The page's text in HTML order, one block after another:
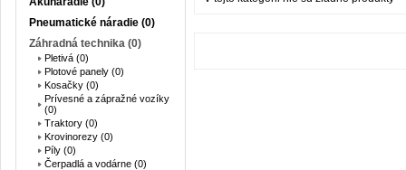
Pneumatické náradie (0)
Záhradná technika (0)
Pletivá (0)
Plotové panely (0)
Kosačky (0)
Prívesné a zápražné vozíky
(0)
Traktory (0)
Krovinorezy (0)
Píly (0)
Čerpadlá a vodárne (0)